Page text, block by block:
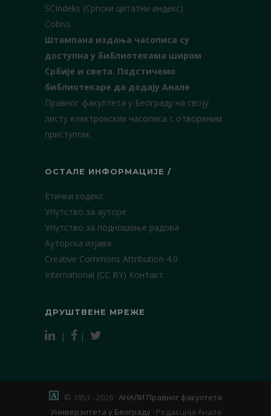
SCIndeks (Српски цитатни индекс)
Cobiss
Штампана издања часописа су
доступна у библиотекама широм
Србије и света. Подстичемо
библиотекаре да додају Анале
Правног факултета у Београду на своју
листу електронских часописа с отвореним
приступом.
ОСТАЛЕ ИНФОРМАЦИЈЕ /
Етички кодекс
Упутство за ауторе
Упутство за подношење радова
Ауторска изјава
Creative Commons Attribution 4.0
International (CC BY) Контакт
ДРУШТВЕНЕ МРЕЖЕ
| |
© 1953 - 2026 · АНАЛИ Правног факултета
Универзитета у Београду · Редакција Анала